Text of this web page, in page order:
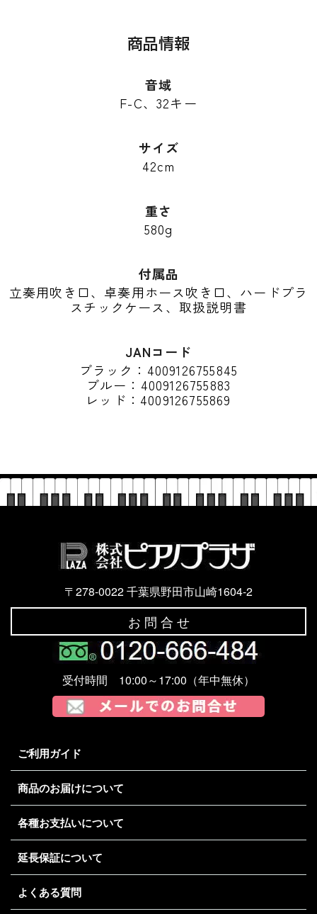
商品情報
音域
F-C、32キー
サイズ
42cm
重さ
580g
付属品
立奏用吹き口、卓奏用ホース吹き口、ハードプラ
スチックケース、取扱説明書
JANコード
ブラック：4009126755845
ブルー：4009126755883
レッド：4009126755869
〒278-0022 千葉県野田市山崎1604-2
お 問 合 せ
受付時間 10:00～17:00（年中無休）
ご利用ガイド
商品のお届けについて
各種お支払いについて
延長保証について
よくある質問